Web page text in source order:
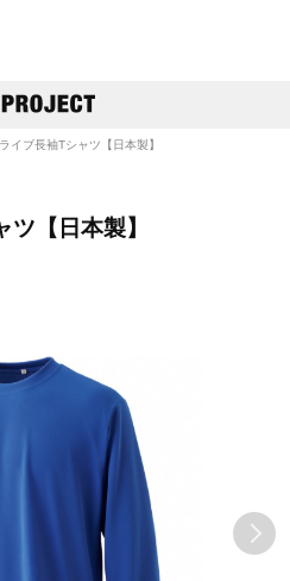
イブ長袖Tシャツ【日本製】
【日本製】